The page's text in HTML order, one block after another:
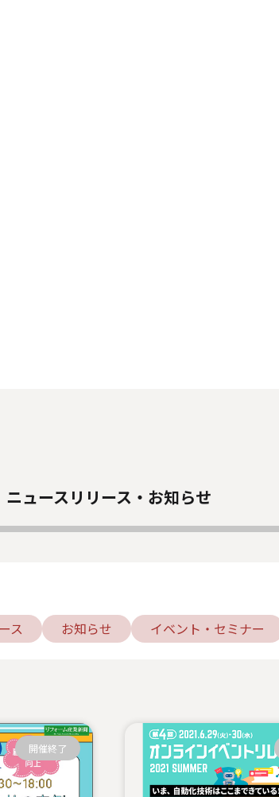
ニュースリリース・お知らせ
ス お知らせ イベント・セミナー
開催終了